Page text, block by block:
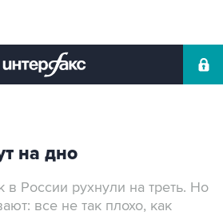
на дно
России рухнули на треть. Но
все не так плохо, как